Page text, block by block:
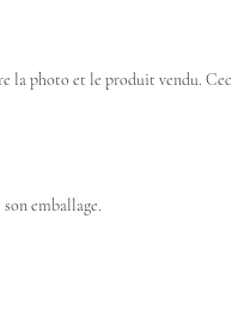
la photo et le produit vendu.
emballage.